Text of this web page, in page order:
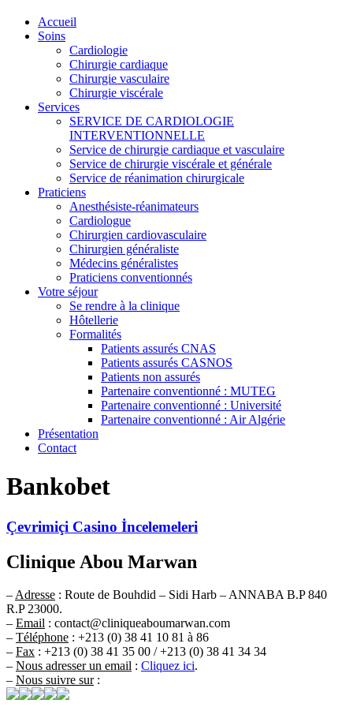
Accueil
Soins
Cardiologie
Chirurgie cardiaque
Chirurgie vasculaire
Chirurgie viscérale
Services
SERVICE DE CARDIOLOGIE
INTERVENTIONNELLE
Service de chirurgie cardiaque et vasculaire
Service de chirurgie viscérale et générale
Service de réanimation chirurgicale
Praticiens
Anesthésiste-réanimateurs
Cardiologue
Chirurgien cardiovasculaire
Chirurgien généraliste
Médecins généralistes
Praticiens conventionnés
Votre séjour
Se rendre à la clinique
Hôtellerie
Formalités
Patients assurés CNAS
Patients assurés CASNOS
Patients non assurés
Partenaire conventionné : MUTEG
Partenaire conventionné : Université
Partenaire conventionné : Air Algérie
Présentation
Contact
Bankobet
Çevrimiçi Casino İncelemeleri
Clinique Abou Marwan
–Adresse : Route de Bouhdid – Sidi Harb – ANNABA B.P 840
R.P 23000.
– Email : contact@cliniqueaboumarwan.com
– Téléphone : +213 (0) 38 41 10 81 à 86
– Fax : +213 (0) 38 41 35 00 / +213 (0) 38 41 34 34
– Nous adresser un email : Cliquez ici.
– Nous suivre sur: